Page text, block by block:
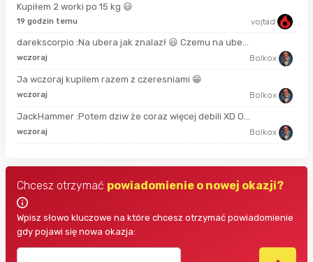
Kupiłem 2 worki po 15 kg 😃
19 godzin temu vojtad
darekscorpio :Na ubera jak znalazł 😃 Czemu na ube...
wczoraj Bolkox
Ja wczoraj kupilem razem z czeresniami 😁
wczoraj Bolkox
JackHammer :Potem dziw że coraz więcej debili XD O...
wczoraj Bolkox
Chcesz otrzymać powiadomienie o nowej okazji?
Wpisz słowo kluczowe na które chcesz otrzymać powiadomienie
gdy pojawi się nowa okazja: